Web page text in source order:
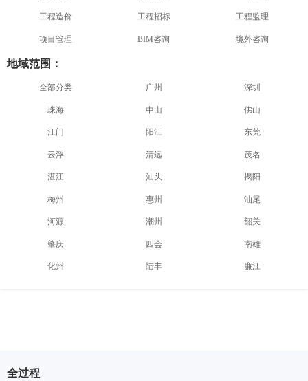
工程造价 工程招标 工程监理
项目管理 BIM咨询 境外咨询
地域范围：
全部分类 广州 深圳
珠海 中山 佛山
江门 阳江 东莞
云浮 清远 茂名
湛江 汕头 揭阳
梅州 惠州 汕尾
河源 潮州 韶关
肇庆 四会 南雄
化州 陆丰 廉江
全过程